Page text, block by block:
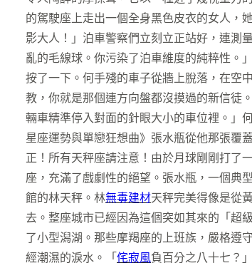
的駕駛座上走出一個全身黑色皮衣的女人，
影大人！」泊車警察們立刻立正站好，連測
亂的毛線球。你污染了泊車維度的純粹性
按了一下。何手殘的車子從牆上脫落，在空
教，你就是那個連方向盤都沒摸過的新信徒
輛車精準停入對面的針眼大小的車位裡。」
星座運勢與單戀狂想曲》張水瓶從他那張覆
正！所有天秤座請注意！由於月球剛剛打了
座，充滿了戲劇性的絕望。張水瓶，一個典
館的林天秤。林無毒建材天秤完美得像是從
去。整座城市已經因為這個突如其來的「超
了小型潟湖。那些摩羯座的上班族，嚴格遵
經潮濕的淚水。「 侘寂風負百分之八十七？